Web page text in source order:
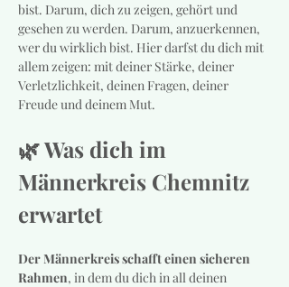
bist. Darum, dich zu zeigen, gehört und
gesehen zu werden. Darum, anzuerkennen,
wer du wirklich bist. Hier darfst du dich mit
allem zeigen: mit deiner Stärke, deiner
Verletzlichkeit, deinen Fragen, deiner
Freude und deinem Mut.
🌿 Was dich im
Männerkreis Chemnitz
erwartet
Der Männerkreis schafft einen sicheren
Rahmen, in dem du dich in all deinen